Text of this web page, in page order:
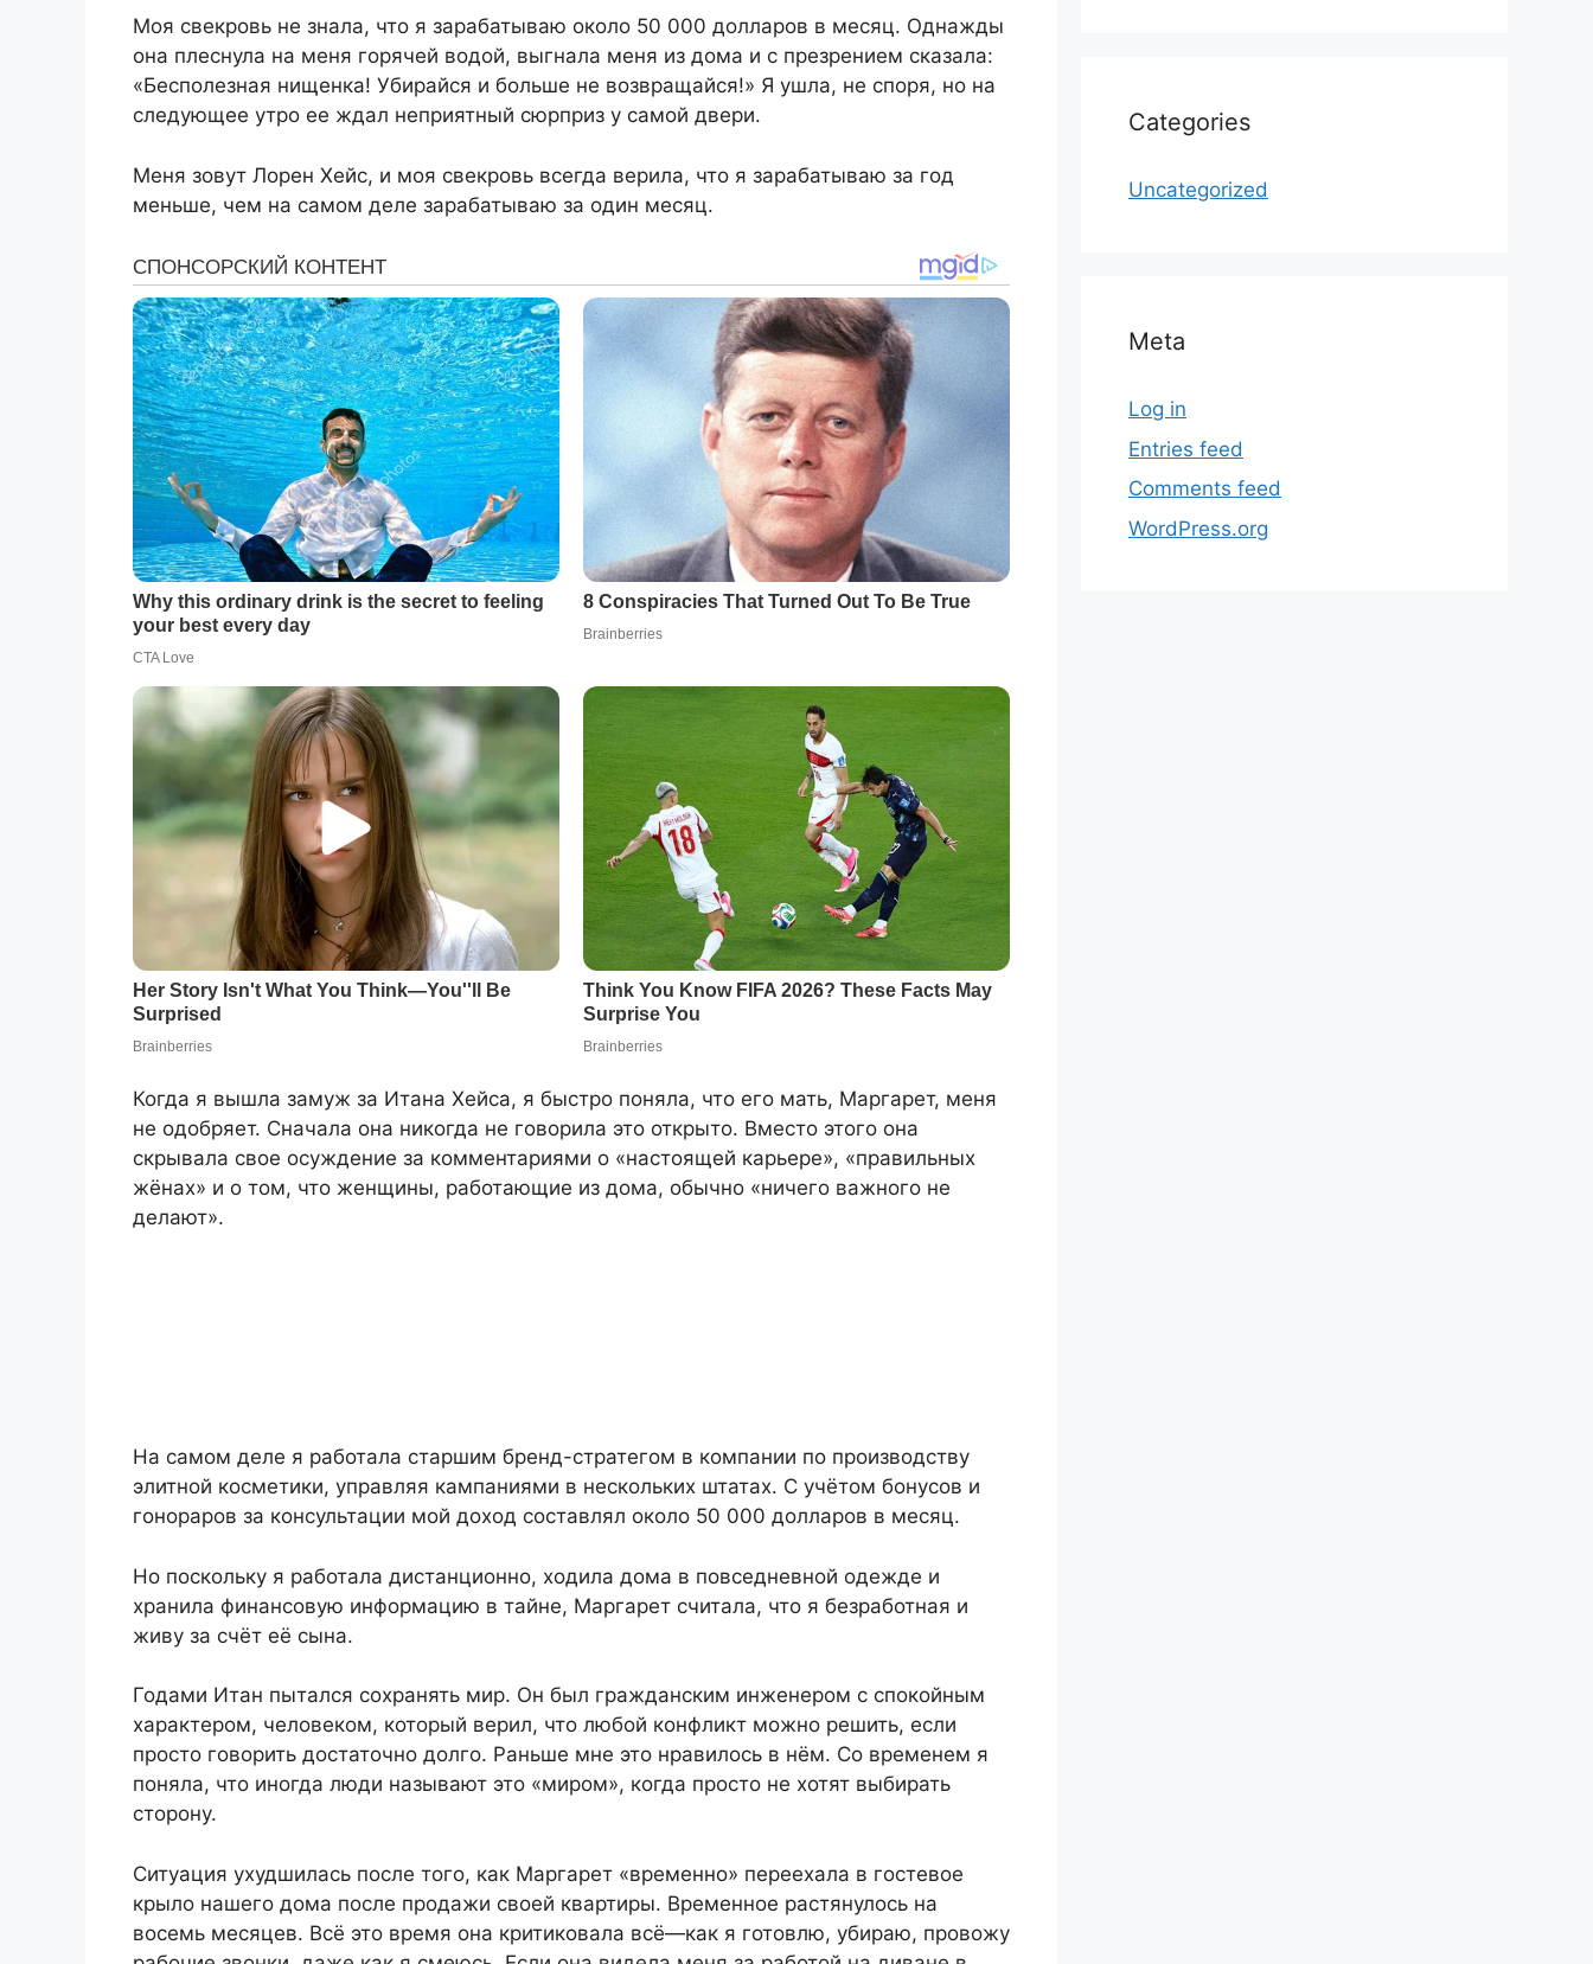
Моя свекровь не знала, что я зарабатываю около 50 000 долларов в месяц. Однажды
она плеснула на меня горячей водой, выгнала меня из дома и с презрением сказала:
«Бесполезная нищенка! Убирайся и больше не возвращайся!» Я ушла, не споря, но на
следующее утро ее ждал неприятный сюрприз у самой двери.
Меня зовут Лорен Хейс, и моя свекровь всегда верила, что я зарабатываю за год
меньше, чем на самом деле зарабатываю за один месяц.
Когда я вышла замуж за Итана Хейса, я быстро поняла, что его мать, Маргарет, меня
не одобряет. Сначала она никогда не говорила это открыто. Вместо этого она
скрывала свое осуждение за комментариями о «настоящей карьере», «правильных
жёнах» и о том, что женщины, работающие из дома, обычно «ничего важного не
делают».
На самом деле я работала старшим бренд-стратегом в компании по производству
элитной косметики, управляя кампаниями в нескольких штатах. С учётом бонусов и
гонораров за консультации мой доход составлял около 50 000 долларов в месяц.
Но поскольку я работала дистанционно, ходила дома в повседневной одежде и
хранила финансовую информацию в тайне, Маргарет считала, что я безработная и
живу за счёт её сына.
Годами Итан пытался сохранять мир. Он был гражданским инженером с спокойным
характером, человеком, который верил, что любой конфликт можно решить, если
просто говорить достаточно долго. Раньше мне это нравилось в нём. Со временем я
поняла, что иногда люди называют это «миром», когда просто не хотят выбирать
сторону.
Ситуация ухудшилась после того, как Маргарет «временно» переехала в гостевое
крыло нашего дома после продажи своей квартиры. Временное растянулось на
восемь месяцев. Всё это время она критиковала всё—как я готовлю, убираю, провожу
Categories
Uncategorized
Meta
Log in
Entries feed
Comments feed
WordPress.org